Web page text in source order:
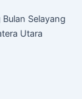
Selayang
Utara